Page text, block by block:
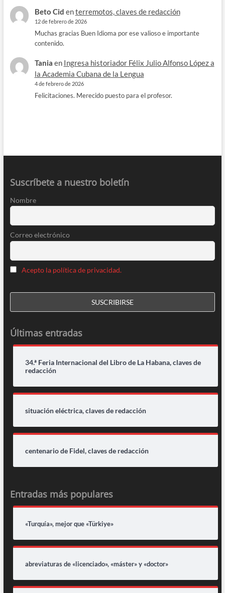
Beto Cid enterremotos, claves de redacción
12 de febrero de 2026
Muchas gracias Buen Idioma por ese valioso e importante
contenido.
Tania en Ingresa historiador Félix Julio Alfonso López a
la Academia Cubana de la Lengua
4 de febrero de 2026
Felicitaciones. Merecido puesto para el profesor.
Suscríbete a nuestro boletín
Nombre
Correo electrónico
Acepto la política de privacidad.
Últimas entradas
34.ª Feria Internacional del Libro de La Habana, claves de
redacción
situación eléctrica, claves de redacción
centenario de Fidel, claves de redacción
Entradas más populares
«Turquía», mejor que «Türkiye»
abreviaturas de «licenciado», «máster» y «doctor»